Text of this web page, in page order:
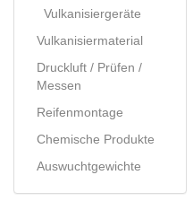
Vulkanisiergeräte
Vulkanisiermaterial
Druckluft / Prüfen /
Messen
Reifenmontage
Chemische Produkte
Auswuchtgewichte